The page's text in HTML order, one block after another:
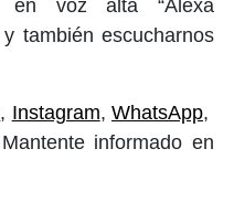
en voz alta “Alexa
también escucharnos
, Instagram,WhatsApp,
informado en